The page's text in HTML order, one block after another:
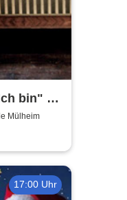
bin" -
Mülheim
17:00 Uhr